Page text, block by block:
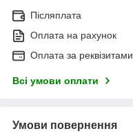
Післяплата
Оплата на рахунок
Оплата за реквізитами
Всі умови оплати
Умови повернення